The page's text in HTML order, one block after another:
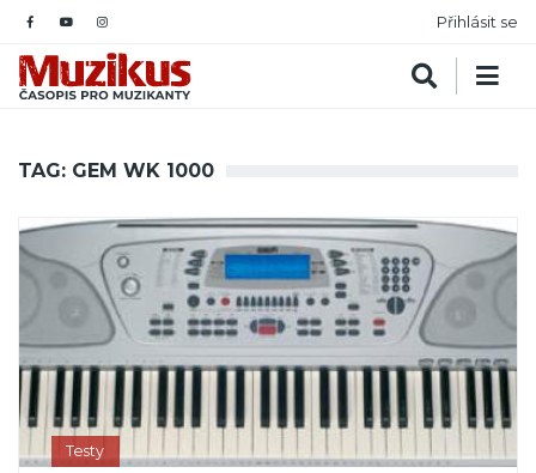
Přihlásit se
TAG: GEM WK 1000
Testy